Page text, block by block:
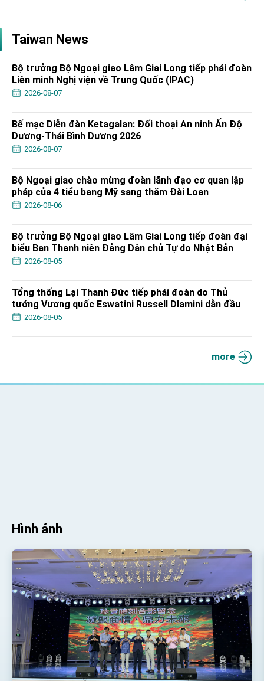
Taiwan News
Bộ trưởng Bộ Ngoại giao Lâm Giai Long tiếp phái đoàn
Liên minh Nghị viện về Trung Quốc (IPAC)
2026-08-07
Bế mạc Diễn đàn Ketagalan: Đối thoại An ninh Ấn Độ
Dương-Thái Bình Dương 2026
2026-08-07
Bộ Ngoại giao chào mừng đoàn lãnh đạo cơ quan lập
pháp của 4 tiểu bang Mỹ sang thăm Đài Loan
2026-08-06
Bộ trưởng Bộ Ngoại giao Lâm Giai Long tiếp đoàn đại
biểu Ban Thanh niên Đảng Dân chủ Tự do Nhật Bản
2026-08-05
Tổng thống Lại Thanh Đức tiếp phái đoàn do Thủ
tướng Vương quốc Eswatini Russell Dlamini dẫn đầu
2026-08-05
more
Hình ảnh